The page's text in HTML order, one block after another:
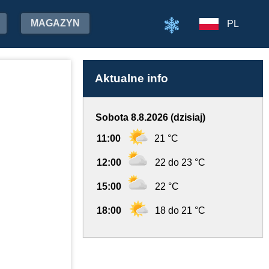
MAGAZYN PL
Aktualne info
Sobota 8.8.2026 (dzisiaj)
11:00 21 °C
12:00 22 do 23 °C
15:00 22 °C
18:00 18 do 21 °C